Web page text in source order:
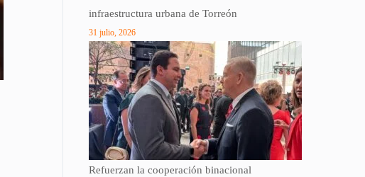
infraestructura urbana de Torreón
31 julio, 2026
Refuerzan la cooperación binacional